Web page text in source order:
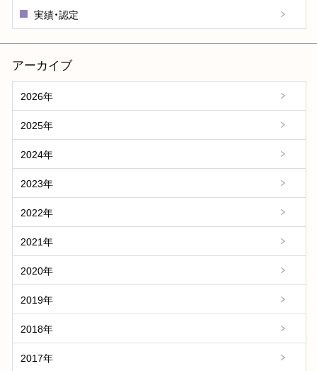
実績・認定
アーカイブ
2026年
2025年
2024年
2023年
2022年
2021年
2020年
2019年
2018年
2017年